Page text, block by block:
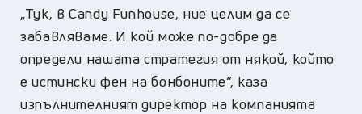
„Тук, в Candy Funhouse, ние целим да се
забавляваме. И кой може по-добре да
определи нашата стратегия от някой, който
е истински фен на бонбоните“, каза
изпълнителният директор на компанията